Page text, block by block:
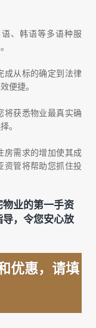
、韩语等多语种服
成从标的确定到法律
便捷。
将获悉物业最真实确
。
房需求的增加使其成
资管将帮助您抓住投
业的第一手资
，令您安心放
优惠，请填